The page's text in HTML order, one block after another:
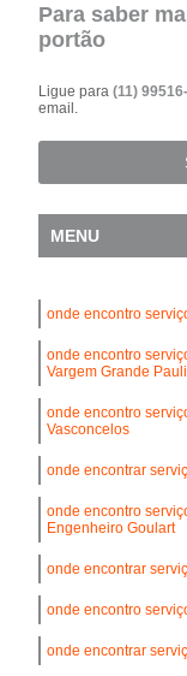
Para saber
portão
Ligue para(11)
email.
MENU
onde encontro
onde encontro
Vargem Grande
onde encontro
Vasconcelos
onde encontrar
onde encontro
Engenheiro Goulart
onde encontrar
onde encontro
onde encontrar